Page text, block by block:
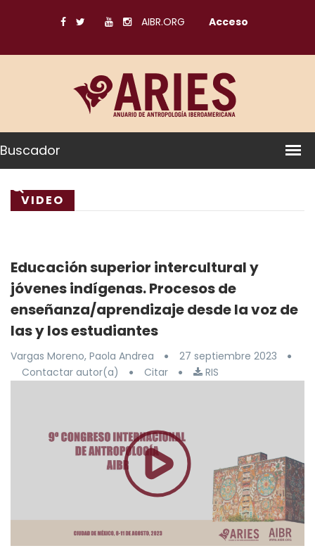
AIBR.ORG Acceso
Buscador
VIDEO
Educación superior intercultural y
jóvenes indígenas. Procesos de
enseñanza/aprendizaje desde la voz de
las y los estudiantes
Vargas Moreno, Paola Andrea
27 septiembre 2023
Contactar autor(a)
Citar RIS